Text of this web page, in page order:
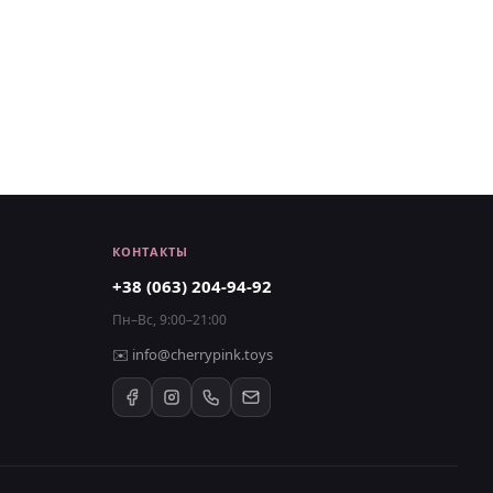
КОНТАКТЫ
+38 (063) 204-94-92
Пн–Вс, 9:00–21:00
✉️ info@cherrypink.toys